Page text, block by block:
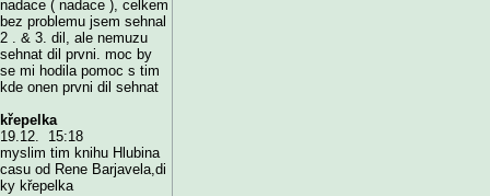
nadace ( nadace ), celkem
bez problemu jsem sehnal
2 . & 3. dil, ale nemuzu
sehnat dil prvni. moc by
se mi hodila pomoc s tim
kde onen prvni dil sehnat
křepelka
19.12. 15:18
myslim tim knihu Hlubina
casu od Rene Barjavela,di
ky křepelka